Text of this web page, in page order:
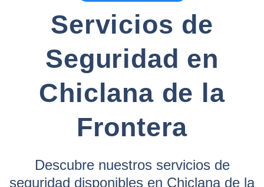
Servicios de
Seguridad en
Chiclana de la
Frontera
Descubre nuestros servicios de
seguridad disponibles en Chiclana de la